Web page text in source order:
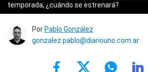
temporada, ¿cuándo se estrenará?
Por Pablo González
gonzalez.pablo@diariouno.com.ar